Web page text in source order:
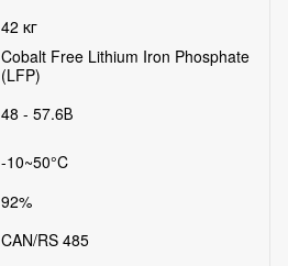
42 кг
Cobalt Free Lithium Iron Phosphate
(LFP)
48 - 57.6В
-10~50°C
92%
CAN/RS 485